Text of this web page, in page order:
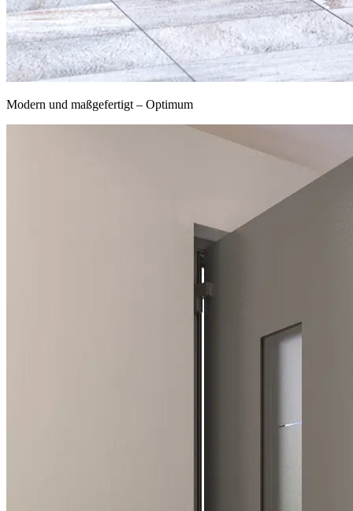
Modern und maßgefertigt – Optimum